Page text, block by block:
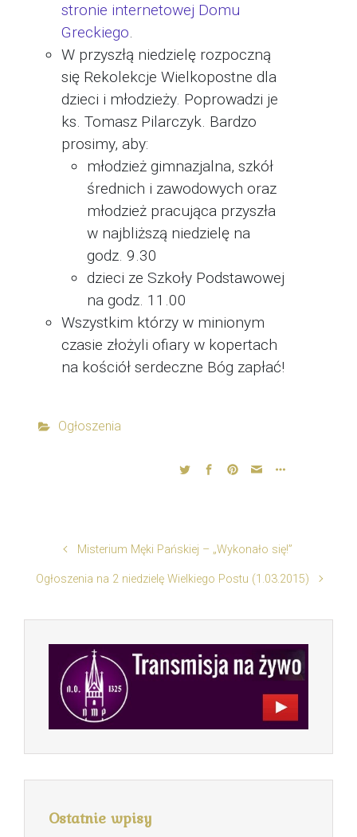
stronie internetowej Domu
Greckiego.
W przyszłą niedzielę rozpoczną
się Rekolekcje Wielkopostne dla
dzieci i młodzieży. Poprowadzi je
ks. Tomasz Pilarczyk. Bardzo
prosimy, aby:
młodzież gimnazjalna, szkół
średnich i zawodowych oraz
młodzież pracująca przyszła
w najbliższą niedzielę na
godz. 9.30
dzieci ze Szkoły Podstawowej
na godz. 11.00
Wszystkim którzy w minionym
czasie złożyli ofiary w kopertach
na kościół serdeczne Bóg zapłać!
Ogłoszenia
Misterium Męki Pańskiej – „Wykonało się!”
Ogłoszenia na 2 niedzielę Wielkiego Postu (1.03.2015)
Ostatnie wpisy